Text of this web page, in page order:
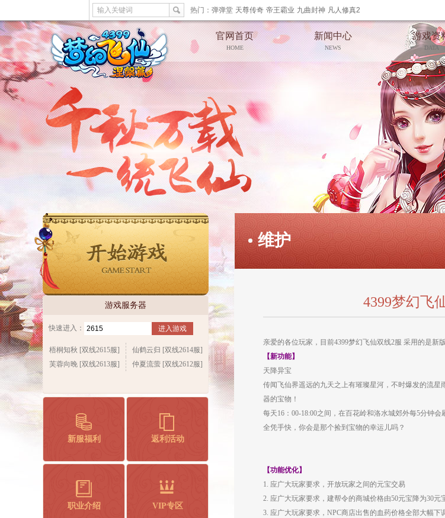
输入关键词 热门： 弹弹堂 天尊传奇 帝王霸业 九曲封神 凡人修真2
官网首页
HOME
新闻中心
NEWS
游戏资
DATA
游戏服务器
快速进入： 进入游戏
梧桐知秋 [双线2615服]
仙鹤云归 [双线2614服]
芙蓉向晚 [双线2613服]
仲夏流萤 [双线2612服]
新服福利 返利活动
职业介绍 VIP专区
维护
4399梦幻飞
亲爱的各位玩家，目前4399梦幻飞仙双线2服 采用的是新
【新功能】
天降异宝
传闻飞仙界遥远的九天之上有璀璨星河，不时爆发的流
器的宝物！
每天16：00-18:00之间，在百花岭和洛水城郊外每5分钟
全凭手快，你会是那个捡到宝物的幸运儿吗？
【功能优化】
1. 应广大玩家要求，开放玩家之间的元宝交易
2. 应广大玩家要求，建帮令的商城价格由50元宝降为30
3. 应广大玩家要求，NPC商店出售的血药价格全部大幅下调